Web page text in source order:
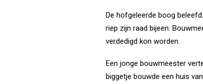
De hofgeleerde boog
riep zijn raad bijeen.
verdedigd kon worden.
Een jonge bouwmeester
biggetje bouwde een huis